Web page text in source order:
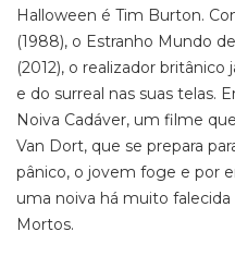
Halloween é Tim Burton.
(1988), o Estranho Mundo
(2012), o realizador
e do surreal nas suas telas.
Noiva Cadáver, um filme
Van Dort, que se prepara
pânico, o jovem foge e por
uma noiva há muito falecida
Mortos.